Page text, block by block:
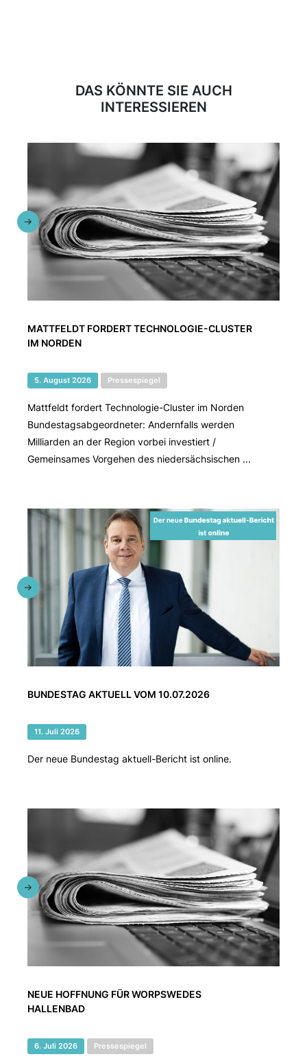
DAS KÖNNTE SIE AUCH
INTERESSIEREN
MATTFELDT FORDERT TECHNOLOGIE-CLUSTER
IM NORDEN
5. August 2026 Pressespiegel
Mattfeldt fordert Technologie-Cluster im Norden
Bundestagsabgeordneter: Andernfalls werden
Milliarden an der Region vorbei investiert /
Gemeinsames Vorgehen des niedersächsischen ...
BUNDESTAG AKTUELL VOM 10.07.2026
11. Juli 2026
Der neue Bundestag aktuell-Bericht ist online.
NEUE HOFFNUNG FÜR WORPSWEDES
HALLENBAD
6. Juli 2026 Pressespiegel